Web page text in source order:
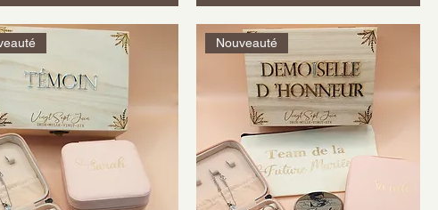
Nouveauté